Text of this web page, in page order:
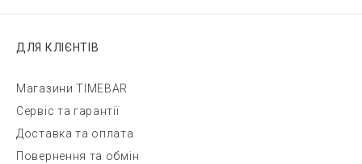
ДЛЯ КЛІЄНТІВ
Магазини TIMEBAR
Сервіс та гарантії
Доставка та оплата
Повернення та обмін